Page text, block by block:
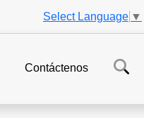
Select Language ▼
Contáctenos